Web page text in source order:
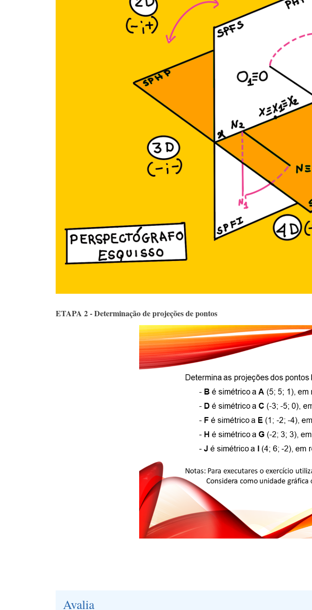
ETAPA 2 - Determinação de projeções de pontos
Avalia